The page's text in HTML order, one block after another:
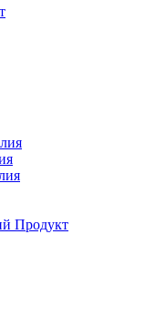
Продукт